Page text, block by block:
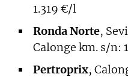
1.319 €/l
Ronda Norte,
Calonge km. s/n:
Pertroprix,